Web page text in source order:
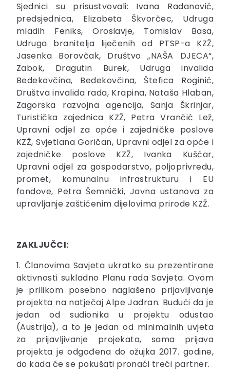
Sjednici su prisustvovali: Ivana Radanović,
predsjednica, Elizabeta Škvorčec, Udruga
mladih Feniks, Oroslavje, Tomislav Basa,
Udruga branitelja liječenih od PTSP-a KZŽ,
Jasenka Borovčak, Društvo „NAŠA DJECA“,
Zabok, Dragutin Burek, Udruga invalida
Bedekovčina, Bedekovčina, Štefica Roginić,
Društva invalida rada, Krapina, Nataša Hlaban,
Zagorska razvojna agencija, Sanja Škrinjar,
Turistička zajednica KZŽ, Petra Vrančić Lež,
Upravni odjel za opće i zajedničke poslove
KZŽ, Svjetlana Goričan, Upravni odjel za opće i
zajedničke poslove KZŽ, Ivanka Kušćar,
Upravni odjel za gospodarstvo, poljoprivredu,
promet, komunalnu infrastrukturu i EU
fondove, Petra Šemnički, Javna ustanova za
upravljanje zaštićenim dijelovima prirode KZŽ.
ZAKLJUČCI:
1. Članovima Savjeta ukratko su prezentirane
aktivnosti sukladno Planu rada Savjeta. Ovom
je prilikom posebno naglašeno prijavljivanje
projekta na natječaj Alpe Jadran. Budući da je
jedan od sudionika u projektu odustao
(Austrija), a to je jedan od minimalnih uvjeta
za prijavljivanje projekata, sama prijava
projekta je odgođena do ožujka 2017. godine,
do kada će se pokušati pronaći treći partner.